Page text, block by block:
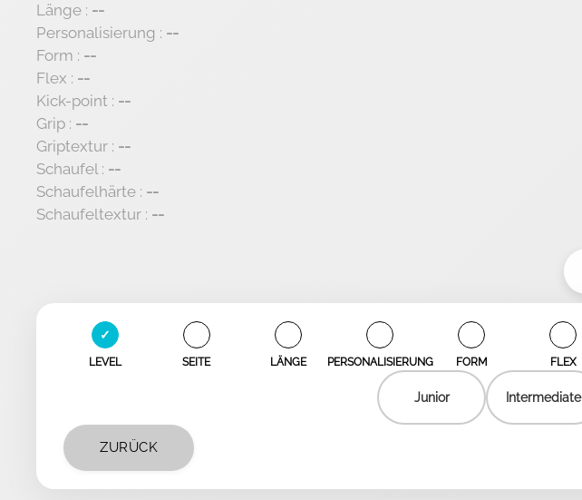
Länge : --
Personalisierung : --
Form : --
Flex : --
Kick-point : --
Grip : --
Griptextur : --
Schaufel : --
Schaufelhärte : --
Schaufeltextur : --
✓
LEVEL SEITE LÄNGE PERSONALISIERUNG FORM FLEX
Junior Intermediate
ZURÜCK